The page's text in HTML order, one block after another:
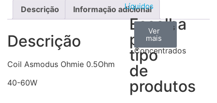
Líquidos
Escolha
por
tipo
de
produtos
Aromas
Concentrados
Ver
todos
Bases
Ver
mais
Accesorios
Ver
mais
Descrição Informação adicional
Descrição
Coil Asmodus Ohmie 0.5Ohm
40-60W